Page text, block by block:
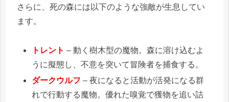
さらに、死の森には以下のような強敵が生息してい
ます。
トレント – 動く樹木型の魔物。森に溶け込むよ
うに擬態し、不意を突いて冒険者を捕食する。
ダークウルフ – 夜になると活動が活発になる群
れで行動する魔物。優れた嗅覚で獲物を追い詰